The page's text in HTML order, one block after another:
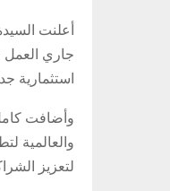
أعلنت
جاري
استثمارية
وأضافت
والعالمية
لتعزيز